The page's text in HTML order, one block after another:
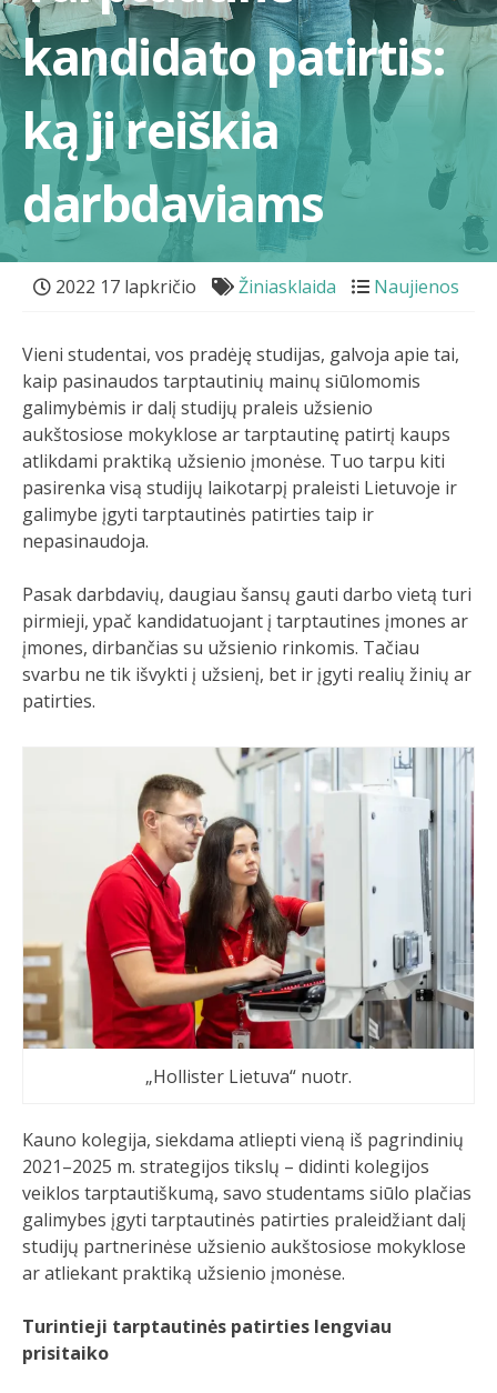
kandidato patirtis:
ką ji reiškia
darbdaviams
2022 17 lapkričio Žiniasklaida Naujienos
Vieni studentai, vos pradėję studijas, galvoja apie tai,
kaip pasinaudos tarptautinių mainų siūlomomis
galimybėmis ir dalį studijų praleis užsienio
aukštosiose mokyklose ar tarptautinę patirtį kaups
atlikdami praktiką užsienio įmonėse. Tuo tarpu kiti
pasirenka visą studijų laikotarpį praleisti Lietuvoje ir
galimybe įgyti tarptautinės patirties taip ir
nepasinaudoja.
Pasak darbdavių, daugiau šansų gauti darbo vietą turi
pirmieji, ypač kandidatuojant į tarptautines įmones ar
įmones, dirbančias su užsienio rinkomis. Tačiau
svarbu ne tik išvykti į užsienį, bet ir įgyti realių žinių ar
patirties.
„Hollister Lietuva“ nuotr.
Kauno kolegija, siekdama atliepti vieną iš pagrindinių
2021–2025 m. strategijos tikslų – didinti kolegijos
veiklos tarptautiškumą, savo studentams siūlo plačias
galimybes įgyti tarptautinės patirties praleidžiant dalį
studijų partnerinėse užsienio aukštosiose mokyklose
ar atliekant praktiką užsienio įmonėse.
Turintieji tarptautinės patirties lengviau
prisitaiko